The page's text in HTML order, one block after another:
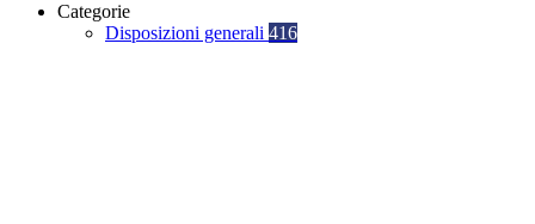
Categorie
Disposizioni generali 416